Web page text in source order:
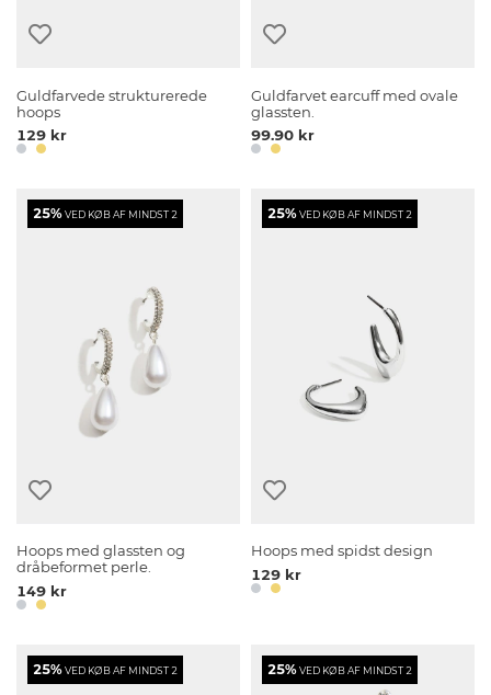
Guldfarvede strukturerede
hoops
129 kr
Guldfarvet earcuff med ovale
glassten.
99.90 kr
25%VED KØB AF MINDST 2
Hoops med glassten og
dråbeformet perle.
149 kr
25%VED KØB AF MINDST 2
Hoops med spidst design
129 kr
25%VED KØB AF MINDST 2 25%VED KØB AF MINDST 2